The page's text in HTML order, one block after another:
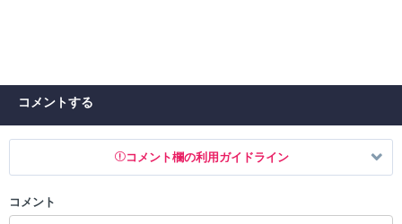
コメントする
コメント欄の利用ガイドライン
以下の書き込みを禁止とし、場合によってはコメント削除や書き込み制
コメント